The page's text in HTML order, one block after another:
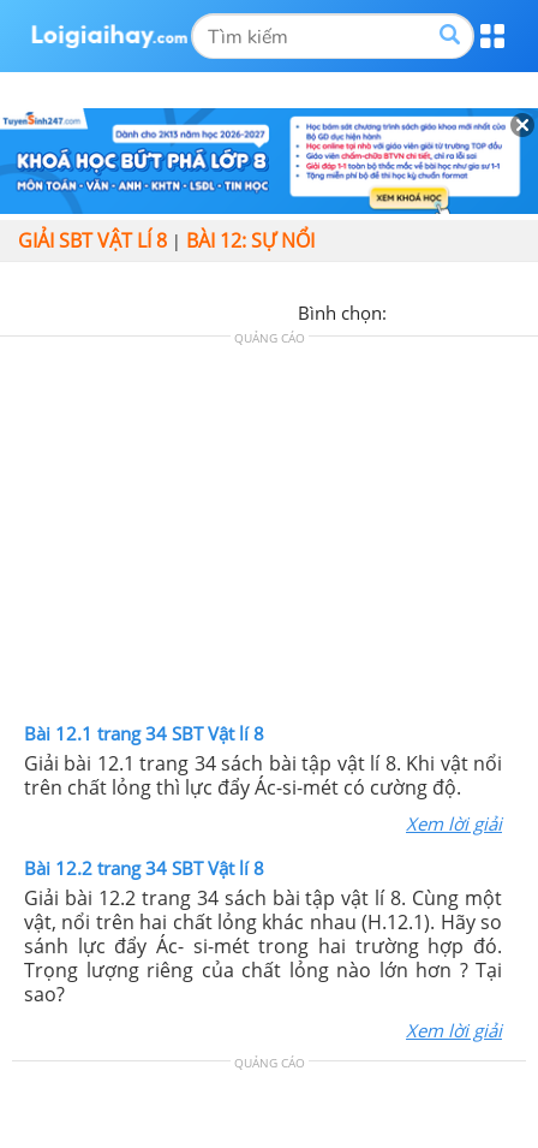
GIẢI SBT VẬT LÍ 8 | BÀI 12: SỰ NỔI
Bình chọn:
QUẢNG CÁO
Bài 12.1 trang 34 SBT Vật lí 8
Giải bài 12.1 trang 34 sách bài tập vật lí 8. Khi vật nổi
trên chất lỏng thì lực đẩy Ác-si-mét có cường độ.
Xem lời giải
Bài 12.2 trang 34 SBT Vật lí 8
Giải bài 12.2 trang 34 sách bài tập vật lí 8. Cùng một
vật, nổi trên hai chất lỏng khác nhau (H.12.1). Hãy so
sánh lực đẩy Ác- si-mét trong hai trường hợp đó.
Trọng lượng riêng của chất lỏng nào lớn hơn ? Tại
sao?
Xem lời giải
QUẢNG CÁO